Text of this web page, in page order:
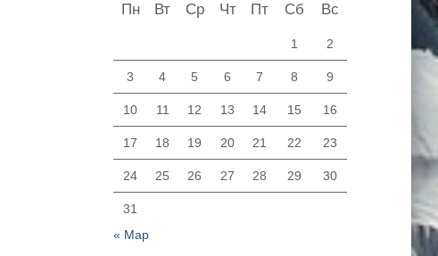
Пн Вт Ср Чт Пт Сб Вс
1 2
3 4 5 6 7 8 9
10 11 12 13 14 15 16
17 18 19 20 21 22 23
24 25 26 27 28 29 30
31
« Мар